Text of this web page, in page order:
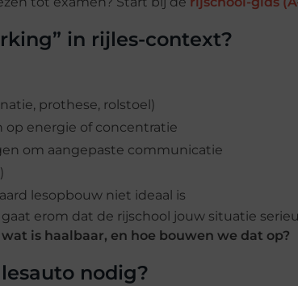
in rijles-context?
prothese, rolstoel)
energie of concentratie
om aangepaste communicatie
lesopbouw niet ideaal is
erom dat de rijschool jouw situatie
is haalbaar, en hoe bouwen we dat op?
nodig?